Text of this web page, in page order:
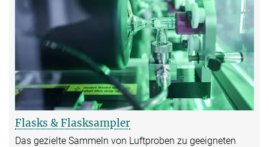
Flasks & Flasksampler
Das gezielte Sammeln von Luftproben zu geeigneten